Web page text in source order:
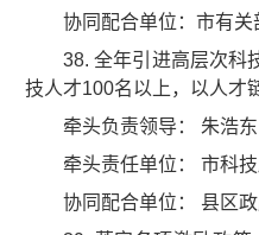
协同配合单位：市有关
38. 全年引进高层次科
技人才100名以上，以人才
牵头负责领导： 朱浩东
牵头责任单位： 市科
协同配合单位： 县区政